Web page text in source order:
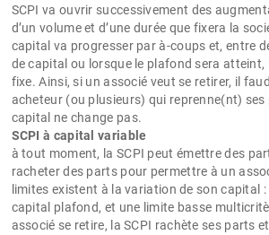
SCPI va ouvrir successivement des
d’un volume et d’une durée que fixera la
capital va progresser par à-coups et, entre
de capital ou lorsque le plafond sera atteint,
fixe. Ainsi, si un associé veut se retirer, il
acheteur (ou plusieurs) qui reprenne(nt)
capital ne change pas.
SCPI à capital variable
à tout moment, la SCPI peut émettre des
racheter des parts pour permettre à un
limites existent à la variation de son capital
capital plafond, et une limite basse
associé se retire, la SCPI rachète ses parts